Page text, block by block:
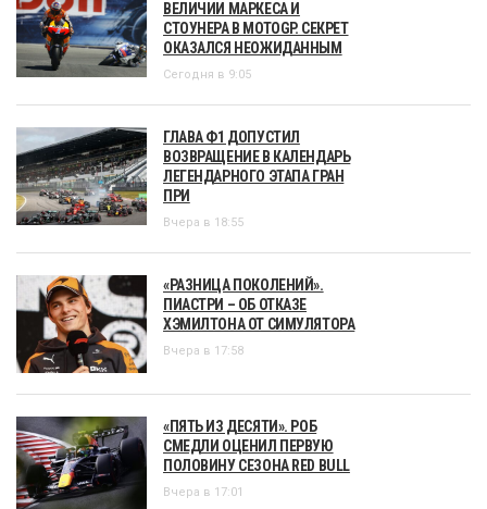
ВЕЛИЧИИ МАРКЕСА И
СТОУНЕРА В MOTOGP. СЕКРЕТ
ОКАЗАЛСЯ НЕОЖИДАННЫМ
Сегодня в 9:05
ГЛАВА Ф1 ДОПУСТИЛ
ВОЗВРАЩЕНИЕ В КАЛЕНДАРЬ
ЛЕГЕНДАРНОГО ЭТАПА ГРАН
ПРИ
Вчера в 18:55
«РАЗНИЦА ПОКОЛЕНИЙ».
ПИАСТРИ – ОБ ОТКАЗЕ
ХЭМИЛТОНА ОТ СИМУЛЯТОРА
Вчера в 17:58
«ПЯТЬ ИЗ ДЕСЯТИ». РОБ
СМЕДЛИ ОЦЕНИЛ ПЕРВУЮ
ПОЛОВИНУ СЕЗОНА RED BULL
Вчера в 17:01